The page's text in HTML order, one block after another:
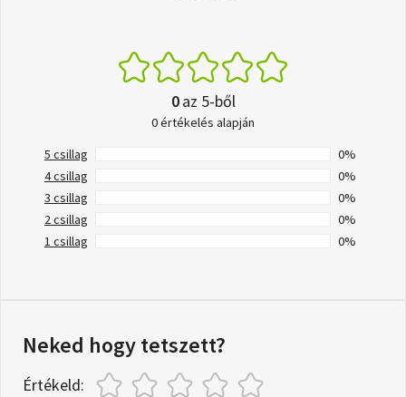
0az 5-ből
0 értékelés alapján
5 csillag
0%
4 csillag
0%
3 csillag
0%
2 csillag
0%
1 csillag
0%
Neked hogy tetszett?
Értékeld: